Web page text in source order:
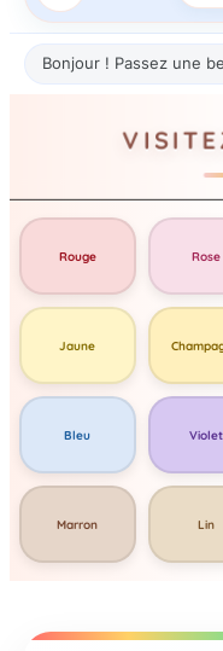
Bonjour ! Passez une
Rouge Rose
Jaune
Bleu Violet
Marron Lin